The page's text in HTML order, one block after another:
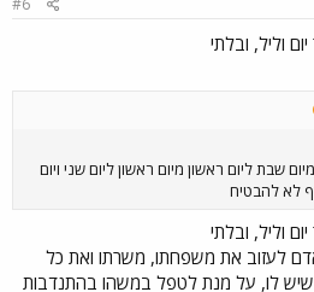
וליל, ובלתי
שבת ליום ראשון מיום ראשון ליום שני ויום
לא להבטיח
וליל, ובלתי
לעזוב את משפחתו, משרתו ואת כל
שיש לו, על מנת לטפל במשהו בהתנדבות